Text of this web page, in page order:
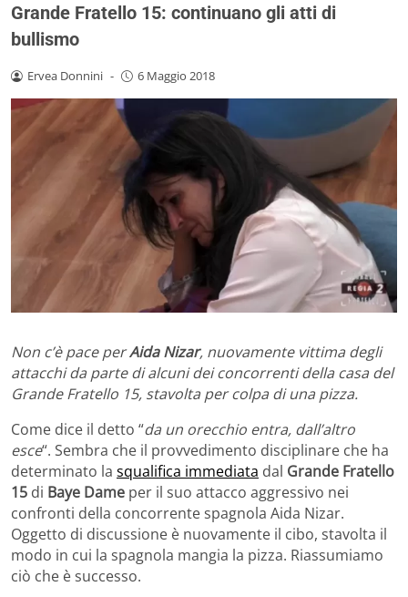
Grande Fratello 15: continuano gli atti di
bullismo
Ervea Donnini - 6 Maggio 2018
Non c’è pace perAida Nizar, nuovamente vittima degli
attacchi da parte di alcuni dei concorrenti della casa del
Grande Fratello 15, stavolta per colpa di una pizza.
Come dice il detto “da un orecchio entra, dall’altro
esce“. Sembra che il provvedimento disciplinare che ha
determinato la squalifica immediata dal Grande Fratello
15 di Baye Dame per il suo attacco aggressivo nei
confronti della concorrente spagnola Aida Nizar.
Oggetto di discussione è nuovamente il cibo, stavolta il
modo in cui la spagnola mangia la pizza. Riassumiamo
ciò che è successo.